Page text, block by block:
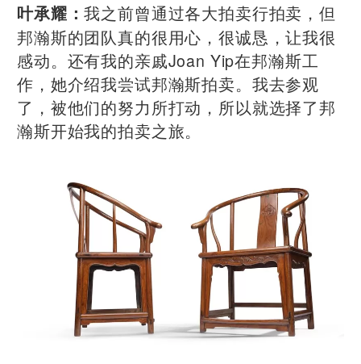
叶承耀：我之前曾通过各大拍卖行拍卖，但
邦瀚斯的团队真的很用心，很诚恳，让我很
感动。还有我的亲戚Joan Yip在邦瀚斯工
作，她介绍我尝试邦瀚斯拍卖。我去参观
了，被他们的努力所打动，所以就选择了邦
瀚斯开始我的拍卖之旅。